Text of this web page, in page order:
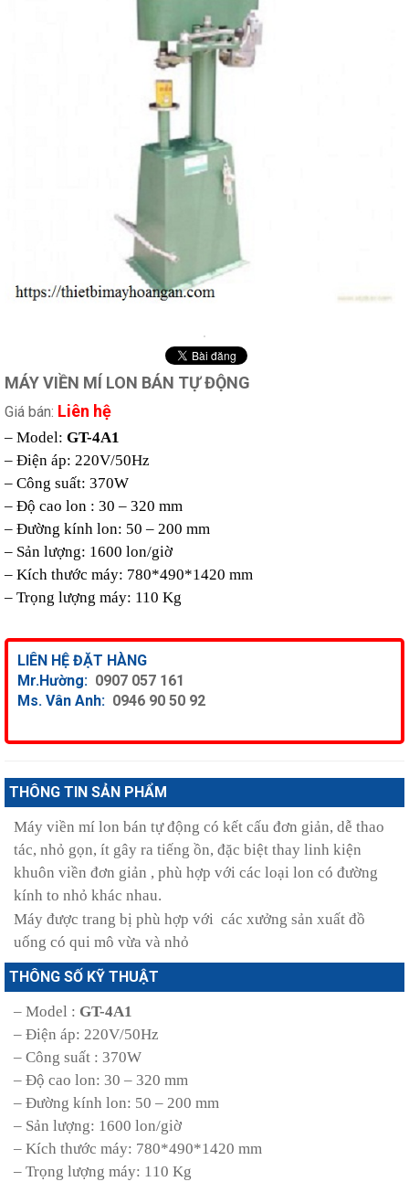
MÁY VIỀN MÍ LON BÁN TỰ ĐỘNG
Giá bán: Liên hệ
– Model: GT-4A1
– Điện áp: 220V/50Hz
– Công suất: 370W
– Độ cao lon : 30 – 320 mm
– Đường kính lon: 50 – 200 mm
– Sản lượng: 1600 lon/giờ
– Kích thước máy: 780*490*1420 mm
– Trọng lượng máy: 110 Kg
LIÊN HỆ ĐẶT HÀNG
Mr.Hường: 0907 057 161
Ms. Vân Anh: 0946 90 50 92
THÔNG TIN SẢN PHẨM
Máy viền mí lon bán tự động có kết cấu đơn giản, dễ thao
tác, nhỏ gọn, ít gây ra tiếng ồn, đặc biệt thay linh kiện
khuôn viền đơn giản , phù hợp với các loại lon có đường
kính to nhỏ khác nhau.
Máy được trang bị phù hợp với các xưởng sản xuất đồ
uống có qui mô vừa và nhỏ
THÔNG SỐ KỸ THUẬT
– Model : GT-4A1
– Điện áp: 220V/50Hz
– Công suất : 370W
– Độ cao lon: 30 – 320 mm
– Đường kính lon: 50 – 200 mm
– Sản lượng: 1600 lon/giờ
– Kích thước máy: 780*490*1420 mm
– Trọng lượng máy: 110 Kg